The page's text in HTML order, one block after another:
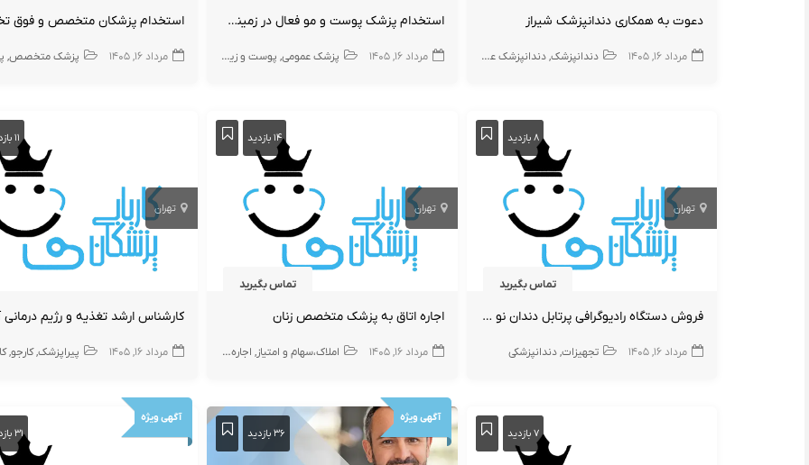
دعوت به همکاری دندانپزشک شیراز
مرداد ۱۶, ۱۴۰۵ دندانپزشک دندانپزشک عمومی
استخدام پزشک پوست و مو فعال در زمینه تزریقات
مرداد ۱۶, ۱۴۰۵ پزشک عمومی پوست و زیبایی زیبایی پزشک عمومی پوست
استخدام پزشکان متخصص و فوق
مرداد ۱۶, ۱۴۰۵ پزشک متخصص
۸ بازدید
تهران
تماس بگیرید
فروش دستگاه رادیوگرافی پرتابل دندان نو و آکبند
مرداد ۱۶, ۱۴۰۵ تجهیزات دندانپزشکی
۱۴ بازدید
تهران
تماس بگیرید
اجاره اتاق به پزشک متخصص زنان
مرداد ۱۶, ۱۴۰۵ املاک،سهام و امتیاز اجاره و فروش مطب پزشک مطب
۱۱ بازدید
تهران
مرداد ۱۶, ۱۴۰۵ پیراپزشک کارجو
۷ بازدید
آگهی ویژه
۳۶ بازدید
آگهی ویژه
۳۱ بازدید